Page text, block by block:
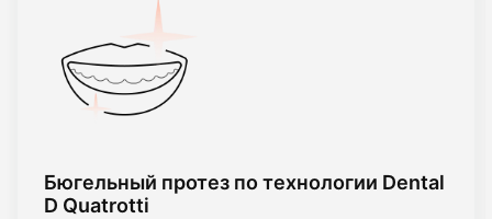
Бюгельный протез по технологии Dental
D Quatrotti